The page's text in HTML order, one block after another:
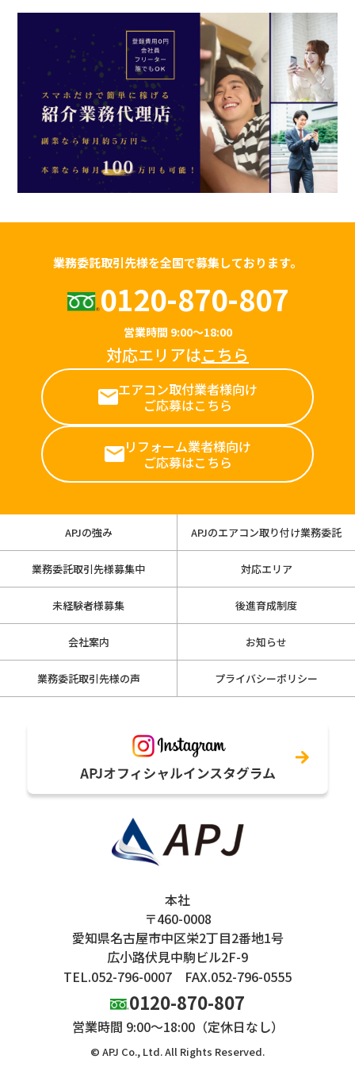
業務委託取引先様を全国で募集しております。
0120-870-807
営業時間 9:00～18:00
対応エリアはこちら
エアコン取付業者様向け
ご応募はこちら
リフォーム業者様向け
ご応募はこちら
APJの強み APJのエアコン取り付け業務委託
業務委託取引先様募集中 対応エリア
未経験者様募集 後進育成制度
会社案内 お知らせ
業務委託取引先様の声 プライバシーポリシー
本社
〒460-0008
愛知県名古屋市中区栄2丁目2番地1号
広小路伏見中駒ビル2F-9
TEL.052-796-0007 FAX.052-796-0555
0120-870-807
営業時間 9:00～18:00（定休日なし）
© APJ Co., Ltd. All Rights Reserved.